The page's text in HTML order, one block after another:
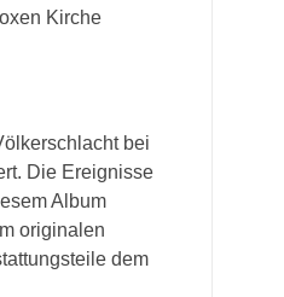
Kirche
bei
Die Ereignisse
Album
originalen
dem